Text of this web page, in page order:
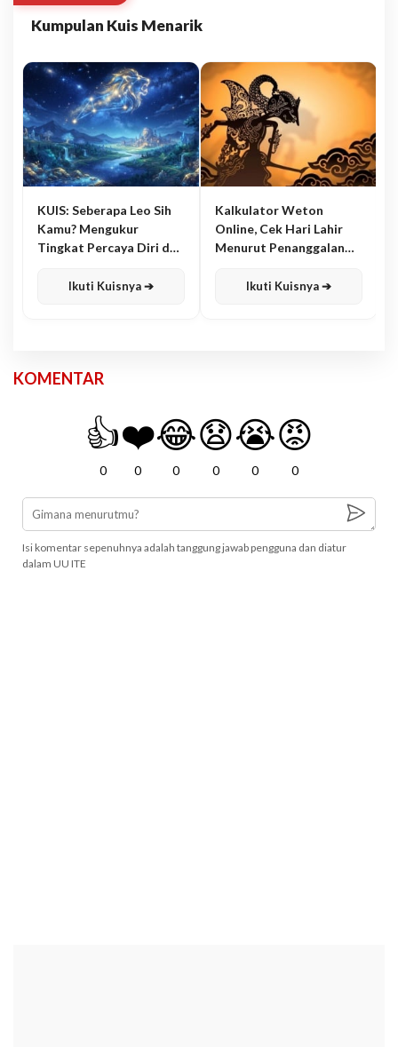
Kumpulan Kuis Menarik
KUIS: Seberapa Leo Sih
Kamu? Mengukur
Tingkat Percaya Diri dan
Ikuti Kuisnya ➔
Kalkulator Weton
Online, Cek Hari Lahir
Menurut Penanggalan
Ikuti Kuisnya ➔
KOMENTAR
👍
0
❤️
0
😂
0
😧
0
😭
0
😡
0
Isi komentar sepenuhnya adalah tanggung jawab pengguna dan diatur
dalam UU ITE